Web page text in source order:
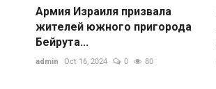
Армия Израиля призвала
жителей южного пригорода
Бейрута...
admin Oct 16, 2024 0 80